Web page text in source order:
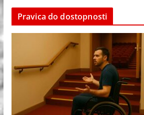
Pravica do dostopnosti